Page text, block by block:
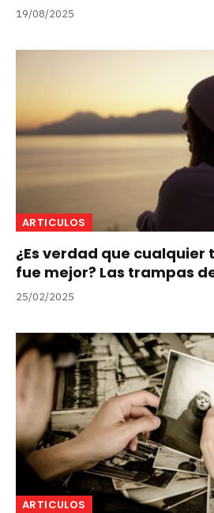
19/08/2025
ARTICULOS
¿Es verdad que
fue mejor? Las trampas
25/02/2025
ARTICULOS